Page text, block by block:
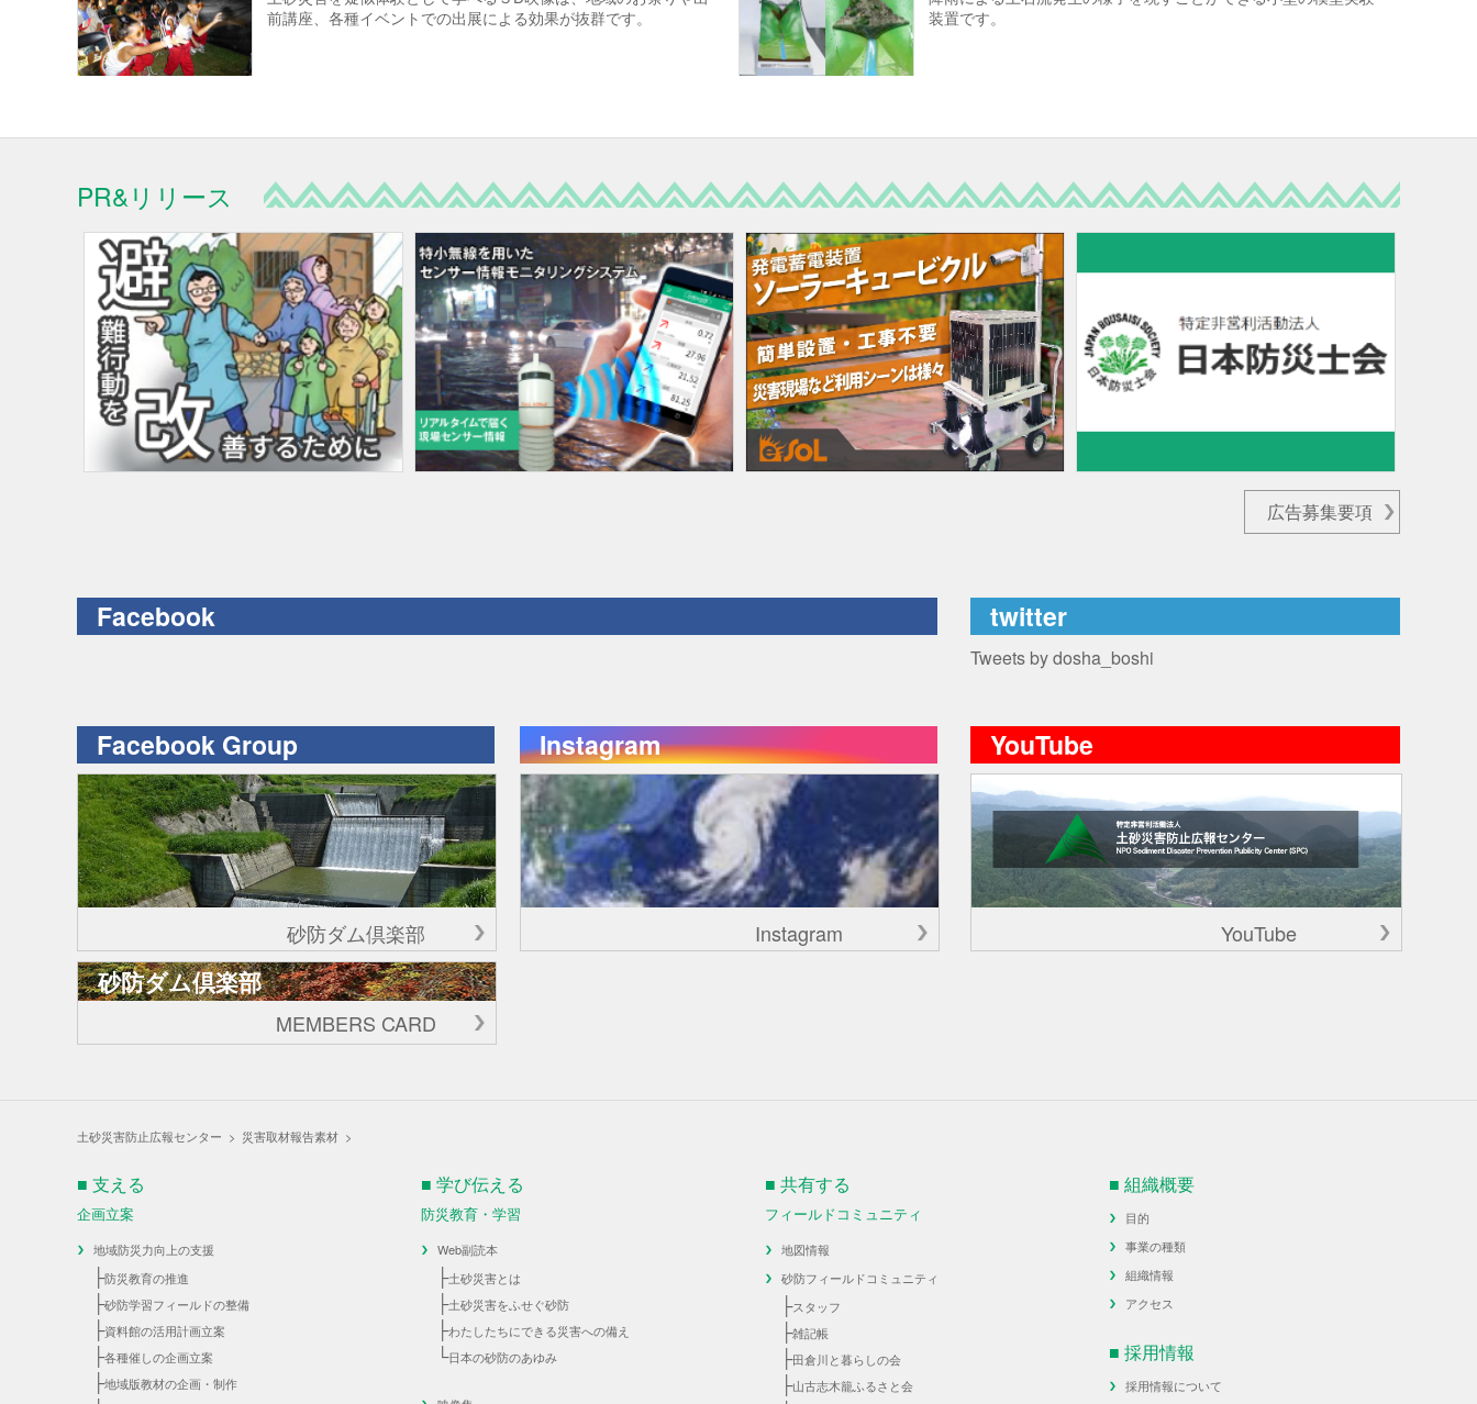
前講座、各種イベントでの出展による効果が抜群です。
装置です。
PR&リリース
広告募集要項
Facebook twitter
Tweets by dosha_boshi
Facebook Group
砂防ダム倶楽部
砂防ダム倶楽部
MEMBERS CARD
Instagram
Instagram
YouTube
YouTube
土砂災害防止広報センター > 災害取材報告素材 >
■ 支える
企画立案
地域防災力向上の支援
├防災教育の推進
├砂防学習フィールドの整備
├資料館の活用計画立案
├各種催しの企画立案
├地域版教材の企画・制作
■ 学び伝える
防災教育・学習
Web副読本
├土砂災害とは
├土砂災害をふせぐ砂防
├わたしたちにできる災害への備え
└日本の砂防のあゆみ
■ 共有する
フィールドコミュニティ
地図情報
砂防フィールドコミュニティ
├スタッフ
├雑記帳
├田倉川と暮らしの会
├山古志木籠ふるさと会
■ 組織概要
目的
事業の種類
組織情報
アクセス
■ 採用情報
採用情報について